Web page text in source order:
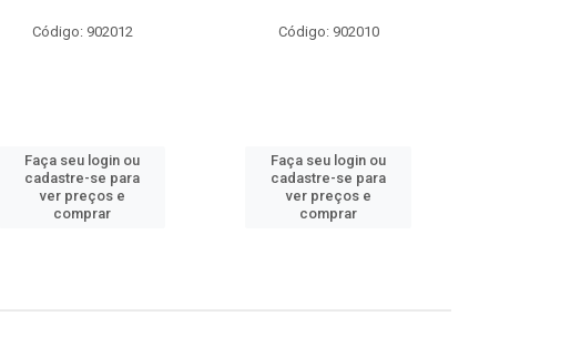
Código: 902012
Faça seu login ou
cadastre-se para
ver preços e
comprar
Código: 902010
Faça seu login ou
cadastre-se para
ver preços e
comprar